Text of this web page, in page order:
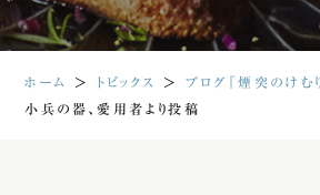
ホーム ＞ トピックス ＞ ブログ『煙突のけむり
小兵の器、愛用者より投稿